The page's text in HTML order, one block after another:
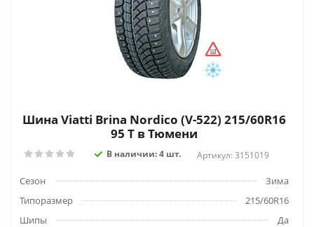
Шина Viatti Brina Nordico (V-522) 215/60R16
95 T в Тюмени
В наличии: 4 шт. Артикул: 3151019
Сезон
Зима
Типоразмер
215/60R16
Шипы
Да